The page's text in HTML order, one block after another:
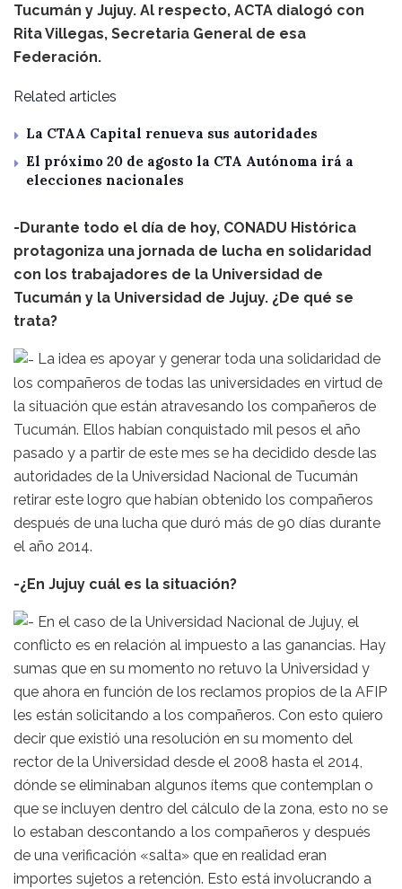
Tucumán y Jujuy. Al respecto, ACTA dialogó con
Rita Villegas, Secretaria General de esa
Federación.
Related articles
La CTAA Capital renueva sus autoridades
El próximo 20 de agosto la CTA Autónoma irá a
elecciones nacionales
-Durante todo el día de hoy, CONADU Histórica
protagoniza una jornada de lucha en solidaridad
con los trabajadores de la Universidad de
Tucumán y la Universidad de Jujuy. ¿De qué se
trata?
La idea es apoyar y generar toda una solidaridad de
los compañeros de todas las universidades en virtud de
la situación que están atravesando los compañeros de
Tucumán. Ellos habían conquistado mil pesos el año
pasado y a partir de este mes se ha decidido desde las
autoridades de la Universidad Nacional de Tucumán
retirar este logro que habían obtenido los compañeros
después de una lucha que duró más de 90 días durante
el año 2014.
-¿En Jujuy cuál es la situación?
En el caso de la Universidad Nacional de Jujuy, el
conflicto es en relación al impuesto a las ganancias. Hay
sumas que en su momento no retuvo la Universidad y
que ahora en función de los reclamos propios de la AFIP
les están solicitando a los compañeros. Con esto quiero
decir que existió una resolución en su momento del
rector de la Universidad desde el 2008 hasta el 2014,
dónde se eliminaban algunos ítems que contemplan o
que se incluyen dentro del cálculo de la zona, esto no se
lo estaban descontando a los compañeros y después
de una verificación «salta» que en realidad eran
importes sujetos a retención. Esto está involucrando a